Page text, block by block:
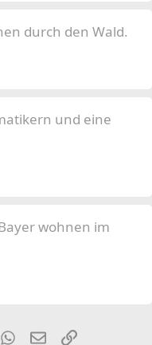
durch den Wald.
und eine
wohnen im
WhatsApp
EmailLink